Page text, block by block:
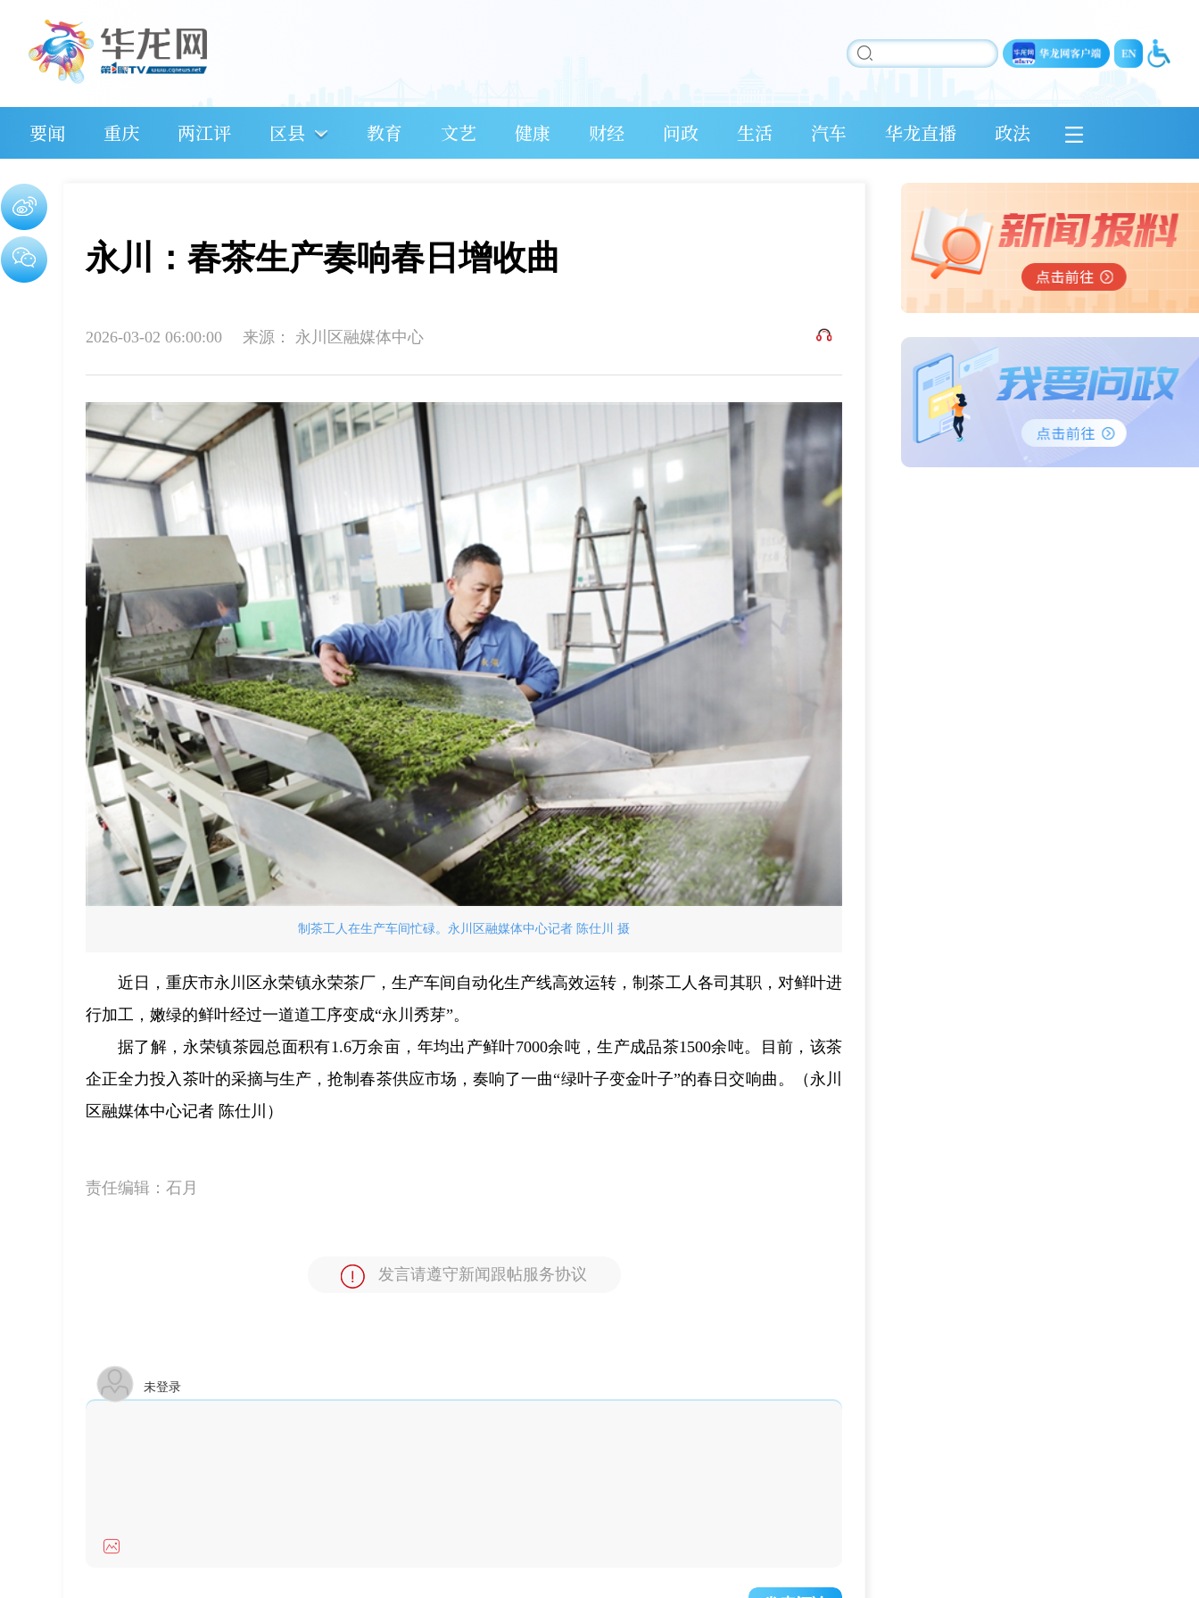
要闻 重庆 两江评 区县 教育 文艺 健康 财经 问政 生活 汽车 华龙直播 政法
永川：春茶生产奏响春日增收曲
2026-03-02 06:00:00 来源： 永川区融媒体中心
制茶工人在生产车间忙碌。永川区融媒体中心记者 陈仕川 摄
近日，重庆市永川区永荣镇永荣茶厂，生产车间自动化生产线高效运转，制茶工人各司其职，对鲜叶进
行加工，嫩绿的鲜叶经过一道道工序变成“永川秀芽”。
据了解，永荣镇茶园总面积有1.6万余亩，年均出产鲜叶7000余吨，生产成品茶1500余吨。目前，该茶
企正全力投入茶叶的采摘与生产，抢制春茶供应市场，奏响了一曲“绿叶子变金叶子”的春日交响曲。（永川
区融媒体中心记者 陈仕川）
责任编辑： 石月
发言请遵守新闻跟帖服务协议
未登录